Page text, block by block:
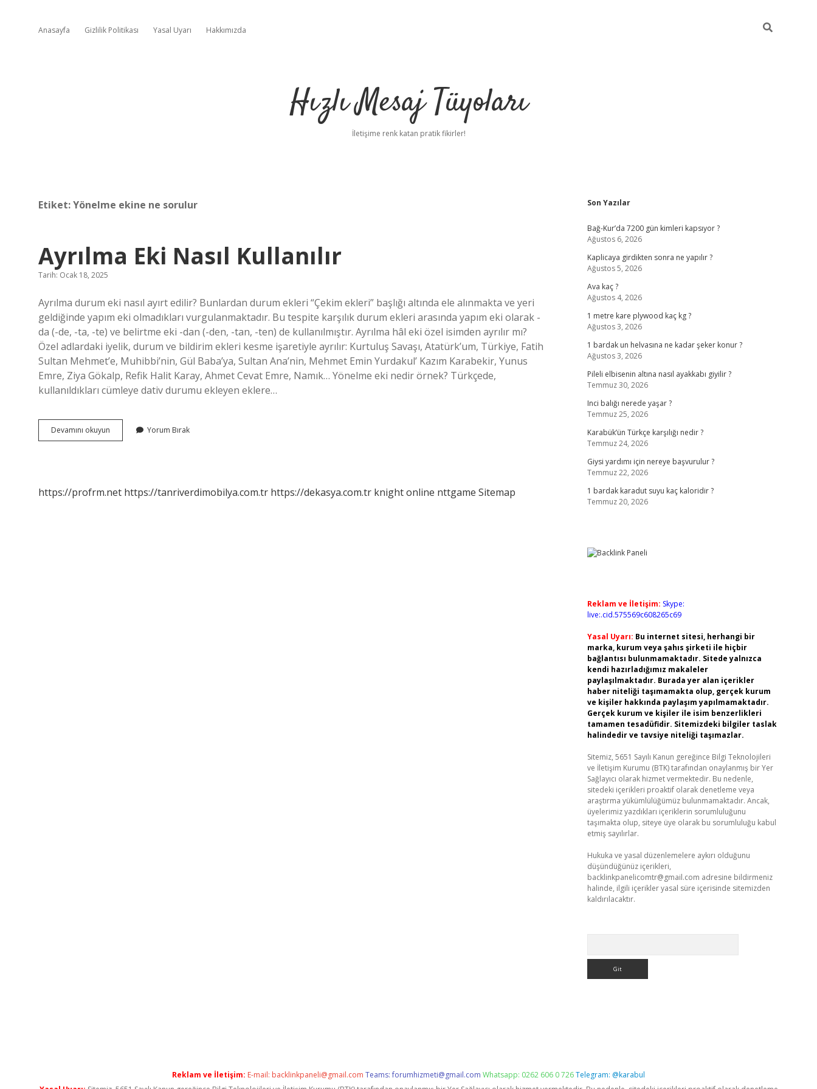
Anasayfa Gizlilik Politikası Yasal Uyarı Hakkımızda
Hızlı Mesaj Tüyoları
İletişime renk katan pratik fikirler!
Etiket:Yönelme ekine ne sorulur
Ayrılma Eki Nasıl Kullanılır
Tarih: Ocak 18, 2025
Ayrılma durum eki nasıl ayırt edilir? Bunlardan durum ekleri “Çekim ekleri” başlığı altında ele alınmakta ve yeri
geldiğinde yapım eki olmadıkları vurgulanmaktadır. Bu tespite karşılık durum ekleri arasında yapım eki olarak -
da (-de, -ta, -te) ve belirtme eki -dan (-den, -tan, -ten) de kullanılmıştır. Ayrılma hâl eki özel isimden ayrılır mı?
Özel adlardaki iyelik, durum ve bildirim ekleri kesme işaretiyle ayrılır: Kurtuluş Savaşı, Atatürk’um, Türkiye, Fatih
Sultan Mehmet’e, Muhibbi’nin, Gül Baba’ya, Sultan Ana’nin, Mehmet Emin Yurdakul’ Kazım Karabekir, Yunus
Emre, Ziya Gökalp, Refik Halit Karay, Ahmet Cevat Emre, Namık… Yönelme eki nedir örnek? Türkçede,
kullanıldıkları cümleye dativ durumu ekleyen eklere…
Devamını okuyun
Eki
Yorum Bırak
https://profrm.net https://tanriverdimobilya.com.tr https://dekasya.com.tr knight online nttgame Sitemap
Sidebar
Son Yazılar
Bağ-Kur’da 7200 gün kimleri kapsıyor ?
Ağustos 6, 2026
Kaplicaya girdikten sonra ne yapılır ?
Ağustos 5, 2026
Ava kaç ?
Ağustos 4, 2026
1 metre kare plywood kaç kg ?
Ağustos 3, 2026
1 bardak un helvasına ne kadar şeker konur ?
Ağustos 3, 2026
Pileli elbisenin altına nasıl ayakkabı giyilir ?
Temmuz 30, 2026
Inci balığı nerede yaşar ?
Temmuz 25, 2026
Karabük’ün Türkçe karşılığı nedir ?
Temmuz 24, 2026
Giysi yardımı için nereye başvurulur ?
Temmuz 22, 2026
1 bardak karadut suyu kaç kaloridir ?
Temmuz 20, 2026
Reklam ve İletişim: Skype:
live:.cid.575569c608265c69
Yasal Uyarı: Bu internet sitesi, herhangi bir
marka, kurum veya şahıs şirketi ile hiçbir
bağlantısı bulunmamaktadır. Sitede yalnızca
kendi hazırladığımız makaleler
paylaşılmaktadır. Burada yer alan içerikler
haber niteliği taşımamakta olup, gerçek kurum
ve kişiler hakkında paylaşım yapılmamaktadır.
Gerçek kurum ve kişiler ile isim benzerlikleri
tamamen tesadüfidir. Sitemizdeki bilgiler taslak
halindedir ve tavsiye niteliği taşımazlar.
Sitemiz, 5651 Sayılı Kanun gereğince Bilgi Teknolojileri
ve İletişim Kurumu (BTK) tarafından onaylanmış bir Yer
Sağlayıcı olarak hizmet vermektedir. Bu nedenle,
sitedeki içerikleri proaktif olarak denetleme veya
araştırma yükümlülüğümüz bulunmamaktadır. Ancak,
üyelerimiz yazdıkları içeriklerin sorumluluğunu
taşımakta olup, siteye üye olarak bu sorumluluğu kabul
etmiş sayılırlar.
Hukuka ve yasal düzenlemelere aykırı olduğunu
düşündüğünüz içerikleri,
backlinkpanelicomtr@gmail.com adresine bildirmeniz
halinde, ilgili içerikler yasal süre içerisinde sitemizden
kaldırılacaktır.
Reklam ve İletişim: E-mail: backlinkpaneli@gmail.com Teams:forumhizmeti@gmail.com Whatsapp: 0262 606 0 726Telegram: @karabul